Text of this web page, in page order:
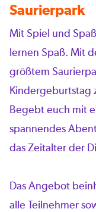
Saurierpark
Mit Spiel und
lernen Spaß. Mit
größtem
Kindergeburtstag
Begebt euch mit
spannendes
das Zeitalter der
Das Angebot
alle Teilnehmer